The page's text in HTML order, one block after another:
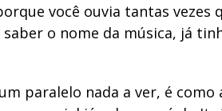
você ouvia tantas vezes
saber o nome da música, já
paralelo nada a ver, é como